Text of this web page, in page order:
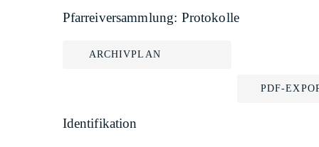
Pfarreiversammlung: Protokolle
ARCHIVPLAN
PDF-
Identifikation